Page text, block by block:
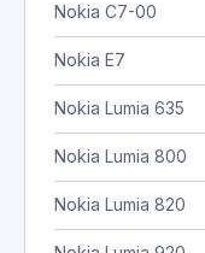
Nokia C7-00
Nokia E7
Nokia Lumia 635
Nokia Lumia 800
Nokia Lumia 820